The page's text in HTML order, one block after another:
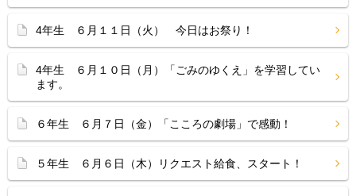
4年生 ６月１１日（火） 今日はお祭り！
4年生 ６月１０日（月）「ごみのゆくえ」を学習してい
ます。
６年生 ６月７日（金）「こころの劇場」で感動！
５年生 ６月６日（木）リクエスト給食、スタート！